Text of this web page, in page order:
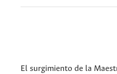
El surgimiento de la